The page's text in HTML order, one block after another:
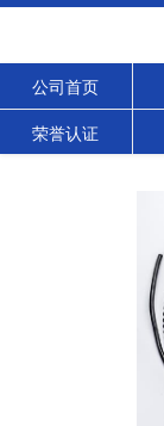
公司首页
荣誉认证